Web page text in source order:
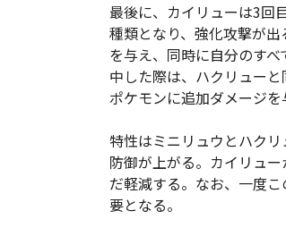
最後に、カイリューは3回
種類となり、強化攻撃が
を与え、同時に自分のす
中した際は、ハクリュー
ポケモンに追加ダメージを
特性はミニリュウとハク
防御が上がる。カイリュ
だ軽減する。なお、一度
要となる。